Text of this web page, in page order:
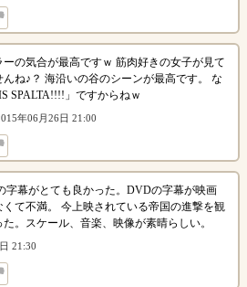
の気合が最高ですｗ 筋肉好きの女子が見て
んね♪？ 海沿いの谷のシーンが最高です。 な
SPALTA!!!!」ですからねｗ
年06月26日 21:00
字幕がとても良かった。DVDの字幕が映画
て不満。 今上映されている帝国の進撃を観
。スケール、音楽、映像が素晴らしい。
21:30